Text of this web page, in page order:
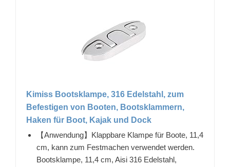
Kimiss Bootsklampe, 316 Edelstahl, zum
Befestigen von Booten, Bootsklammern,
Haken für Boot, Kajak und Dock
【Anwendung】Klappbare Klampe für Boote, 11,4
cm, kann zum Festmachen verwendet werden.
Bootsklampe, 11,4 cm, Aisi 316 Edelstahl,